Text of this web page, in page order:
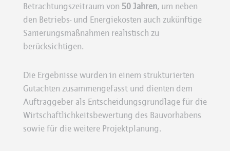
Betrachtungszeitraum von 50 Jahren, um neben
den Betriebs- und Energiekosten auch zukünftige
Sanierungsmaßnahmen realistisch zu
berücksichtigen.
Die Ergebnisse wurden in einem strukturierten
Gutachten zusammengefasst und dienten dem
Auftraggeber als Entscheidungsgrundlage für die
Wirtschaftlichkeitsbewertung des Bauvorhabens
sowie für die weitere Projektplanung.